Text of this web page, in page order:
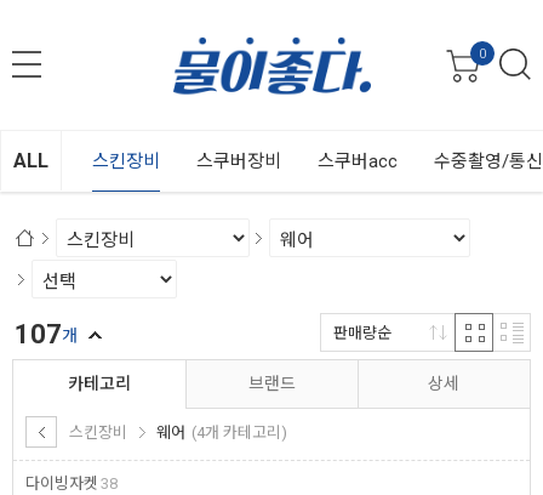
0
ALL 스킨장비 스쿠버장비 스쿠버acc 수중촬영/통
카테고리
스킨장비 웨어 (4개 카테고리)
다이빙자켓 38
브랜드 상세
107개 판매량순